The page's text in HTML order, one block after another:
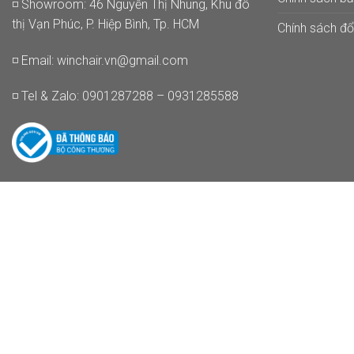
◽ Showroom: 46 Nguyễn Thị Nhung, Khu đô
thị Vạn Phúc, P. Hiệp Bình, Tp. HCM
◽ Email: winchair.vn@gmail.com
◽ Tel & Zalo: 0901287288 – 0931285588
Chính sách